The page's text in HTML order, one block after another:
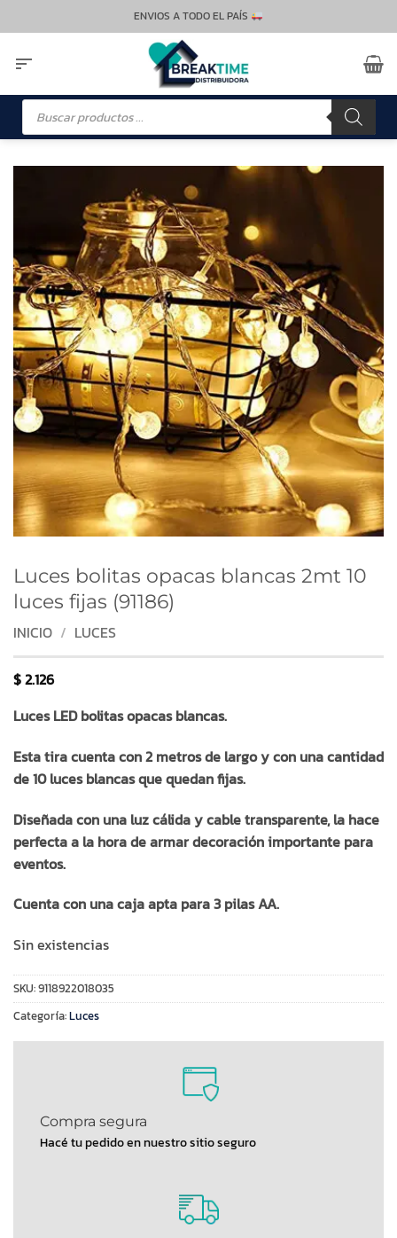
al
contenido
ENVIOS A TODO EL PAÍS
Búsqueda
productos
Luces bolitas opacas blancas 2mt 10
luces fijas (91186)
INICIO / LUCES
$2.126
Luces LED bolitas opacas blancas.
Esta tira cuenta con 2 metros de largo y con una cantidad
de 10 luces blancas que quedan fijas.
Diseñada con una luz cálida y cable transparente, la hace
perfecta a la hora de armar decoración importante para
eventos.
Cuenta con una caja apta para 3 pilas AA.
Sin existencias
SKU:9118922018035
Categoría:Luces
Compra segura
Hacé tu pedido en nuestro sitio seguro